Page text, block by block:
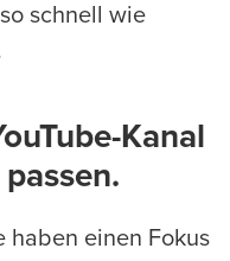
schnell wie
Kanal
haben einen Fokus